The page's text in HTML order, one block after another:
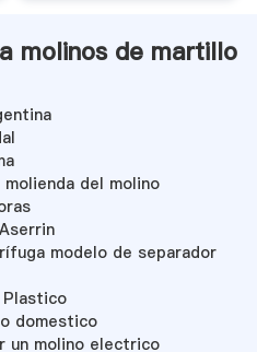
molinos de martillo
del molino
modelo de separador
Plastico
domestico
un molino electrico